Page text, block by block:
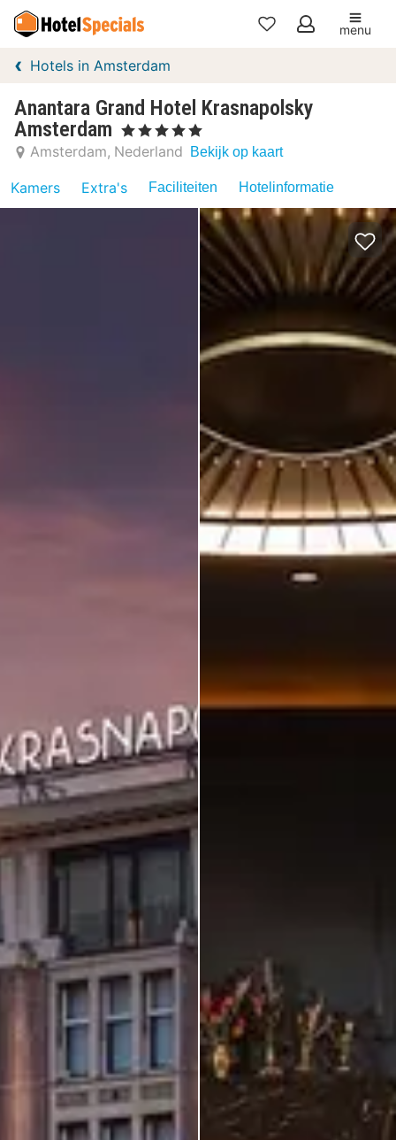
Mijn
menu
Hotels in Amsterdam
Anantara Grand Hotel Krasnapolsky
Amsterdam
, 5 Sterren
Amsterdam Nederland Bekijk op kaart
Kamers Extra's Faciliteiten Hotelinformatie